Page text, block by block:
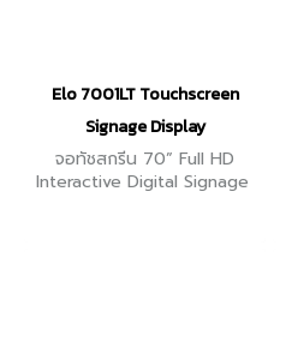
Elo 7001LT Touchscreen
Signage Display
จอทัชสกรีน 70” Full HD
Interactive Digital Signage